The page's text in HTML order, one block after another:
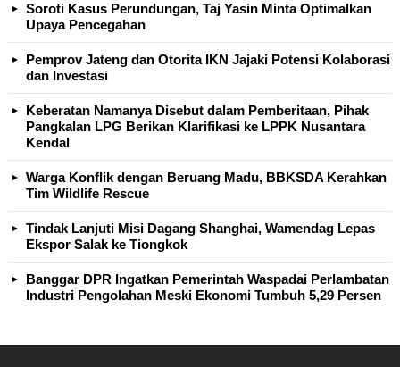
Soroti Kasus Perundungan, Taj Yasin Minta Optimalkan
Upaya Pencegahan
Pemprov Jateng dan Otorita IKN Jajaki Potensi Kolaborasi
dan Investasi
Keberatan Namanya Disebut dalam Pemberitaan, Pihak
Pangkalan LPG Berikan Klarifikasi ke LPPK Nusantara
Kendal
Warga Konflik dengan Beruang Madu, BBKSDA Kerahkan
Tim Wildlife Rescue
Tindak Lanjuti Misi Dagang Shanghai, Wamendag Lepas
Ekspor Salak ke Tiongkok
Banggar DPR Ingatkan Pemerintah Waspadai Perlambatan
Industri Pengolahan Meski Ekonomi Tumbuh 5,29 Persen